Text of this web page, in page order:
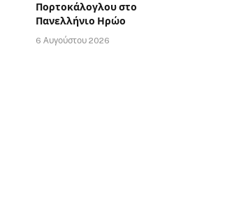
Πορτοκάλογλου στο
Πανελλήνιο Ηρώο
6 Αυγούστου 2026